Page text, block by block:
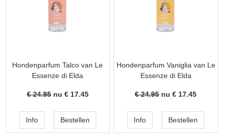
Hondenparfum Talco van Le
Essenze di Elda
€ 24.95nu € 17.45
Hondenparfum Vaniglia van Le
Essenze di Elda
€ 24.95nu € 17.45